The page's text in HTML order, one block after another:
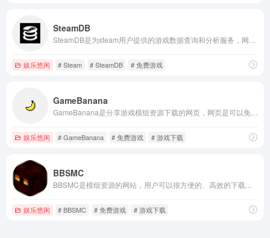
SteamDB
娱乐悠闲 # Steam # SteamDB # 免费游戏
GameBanana
娱乐悠闲 # GameBanana # 免费游戏 # 游戏下载
BBSMC
娱乐悠闲 # BBSMC # 免费游戏 # 游戏下载